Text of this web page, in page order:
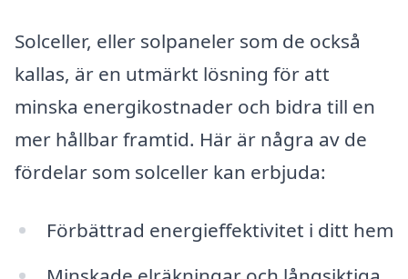
Solceller, eller solpaneler som de också
kallas, är en utmärkt lösning för att
minska energikostnader och bidra till en
mer hållbar framtid. Här är några av de
fördelar som solceller kan erbjuda:
Förbättrad energieffektivitet i ditt hem